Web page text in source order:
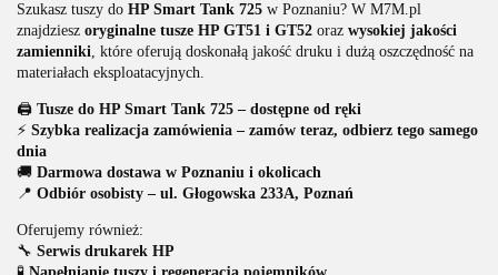
Szukasz tuszy do HP Smart Tank 725 w Poznaniu? W M7M.pl
znajdziesz oryginalne tusze HP GT51 i GT52 oraz wysokiej jakości
zamienniki, które oferują doskonałą jakość druku i dużą oszczędność na
materiałach eksploatacyjnych.
🖨️ Tusze do HP Smart Tank 725 – dostępne od ręki
⚡ Szybka realizacja zamówienia – zamów teraz, odbierz tego samego
dnia
🚚 Darmowa dostawa w Poznaniu i okolicach
📍 Odbiór osobisty – ul. Głogowska 233A, Poznań
Oferujemy również:
🔧 Serwis drukarek HP